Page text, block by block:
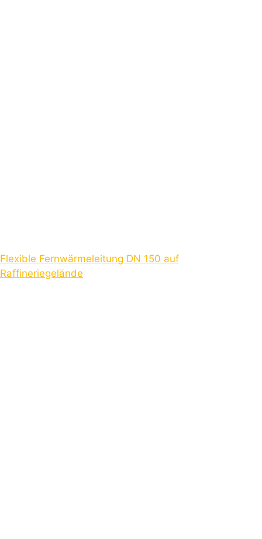
Flexible Fernwärmeleitung DN 150 auf
Raffineriegelände